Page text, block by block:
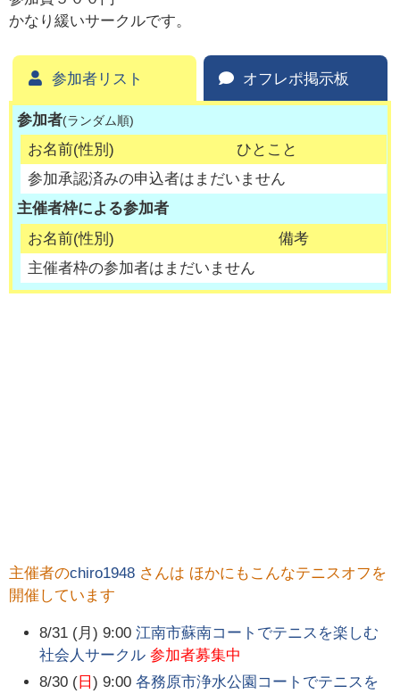
かなり緩いサークルです。
参加者リスト オフレポ掲示板
参加者(ランダム順)
お名前(性別)
ひとこと
参加承認済みの申込者はまだいません
主催者枠による参加者
お名前(性別)
備考
主催者枠の参加者はまだいません
主催者のchiro1948 さんは ほかにもこんなテニスオフを
開催しています
8/31 (月) 9:00 江南市蘇南コートでテニスを楽しむ
社会人サークル 参加者募集中
8/30 ( 日) 9:00 各務原市浄水公園コートでテニスを